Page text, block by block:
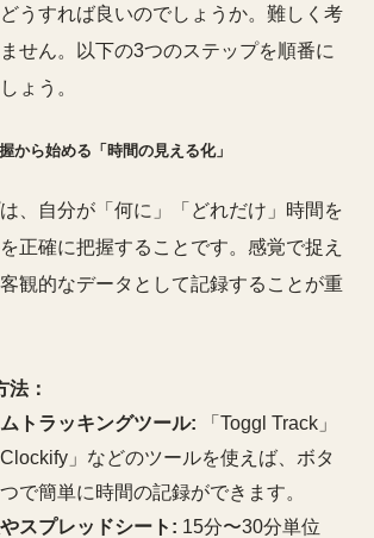
うすれば良いのでしょうか。難しく考
せん。以下の3つのステップを順番に
ょう。
から始める「時間の見える化」
、自分が「何に」「どれだけ」時間を
正確に把握することです。感覚で捉え
観的なデータとして記録することが重
法：
トラッキングツール: 「Toggl Track」
」などのツールを使えば、ボタ
で簡単に時間の記録ができます。
スプレッドシート: 15分〜30分単位